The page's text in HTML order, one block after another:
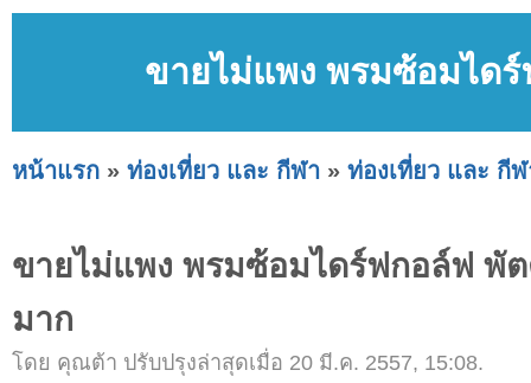
ขายไม่แพง พรมซ้อมได
หน้าแรก » ท่องเที่ยว และ กีฬา » ท่องเที่ยว และ กี
ขายไม่แพง พรมซ้อมไดร์ฟกอล์ฟ พั
มาก
โดย คุณต้า ปรับปรุงล่าสุดเมื่อ 20 มี.ค. 2557, 15:08.